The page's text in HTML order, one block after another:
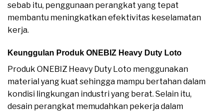
sebab itu, penggunaan perangkat yang tepat
membantu meningkatkan efektivitas keselamatan
kerja.
Keunggulan Produk ONEBIZ Heavy Duty Loto
Produk ONEBIZ Heavy Duty Loto menggunakan
material yang kuat sehingga mampu bertahan dalam
kondisi lingkungan industri yang berat. Selain itu,
desain perangkat memudahkan pekerja dalam